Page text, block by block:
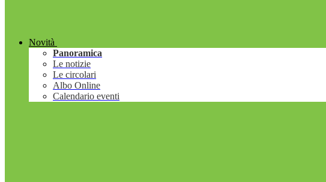
Novità
Panoramica
Le notizie
Le circolari
Albo Online
Calendario eventi